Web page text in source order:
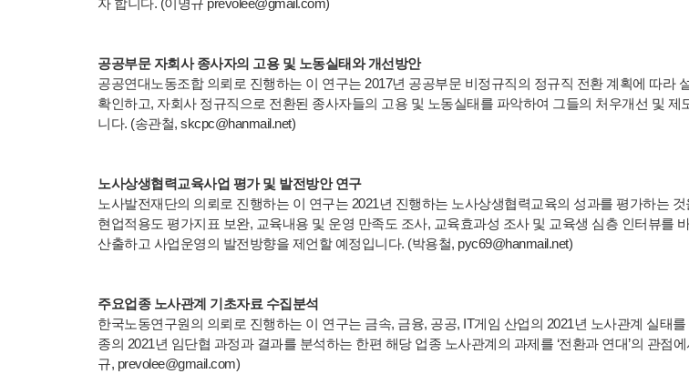
자 합니다. (이명규 prevolee@gmail.com)
공공부문 자회사 종사자의 고용 및 노동실태와 개선방안
공공연대노동조합 의뢰로 진행하는 이 연구는 2017년 공공부문 비정규직의 정규직 전환 계획에 따라
확인하고, 자회사 정규직으로 전환된 종사자들의 고용 및 노동실태를 파악하여 그들의 처우개선 및 제
니다. (송관철, skcpc@hanmail.net)
노사상생협력교육사업 평가 및 발전방안 연구
노사발전재단의 의뢰로 진행하는 이 연구는 2021년 진행하는 노사상생협력교육의 성과를 평가하는
현업적용도 평가지표 보완, 교육내용 및 운영 만족도 조사, 교육효과성 조사 및 교육생 심층 인터뷰를
산출하고 사업운영의 발전방향을 제언할 예정입니다. (박용철, pyc69@hanmail.net)
주요업종 노사관계 기초자료 수집분석
한국노동연구원의 의뢰로 진행하는 이 연구는 금속, 금융, 공공, IT게임 산업의 2021년 노사관계 실태
종의 2021년 임단협 과정과 결과를 분석하는 한편 해당 업종 노사관계의 과제를 ‘전환과 연대’의 관점
규, prevolee@gmail.com)